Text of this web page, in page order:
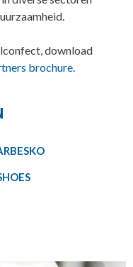
download
brochure.